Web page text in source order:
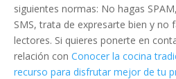
siguientes normas: No hagas
SMS, trata de expresarte bien y no
lectores. Si quieres ponerte en
relación con Conocer la cocina
recurso para disfrutar mejor de tu